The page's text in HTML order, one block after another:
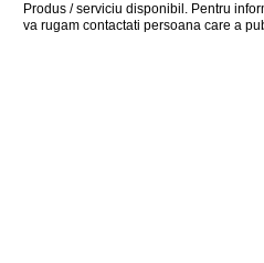
Produs / serviciu disponibil . Pentru
va rugam contactati persoana care a